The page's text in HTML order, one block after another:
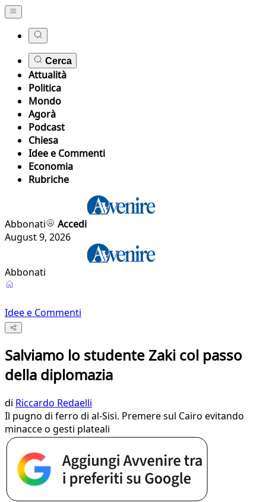
Cerca
Attualità
Politica
Mondo
Agorà
Podcast
Chiesa
Idee e Commenti
Economia
Rubriche
Abbonati
Accedi
August 9, 2026
Abbonati
Idee e Commenti
Salviamo lo studente Zaki col passo
della diplomazia
di Riccardo Redaelli
Il pugno di ferro di al-Sisi. Premere sul Cairo evitando
minacce o gesti plateali